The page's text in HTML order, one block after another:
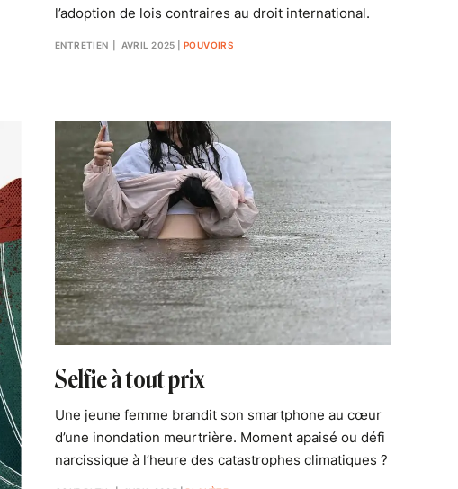
l’adoption de lois contraires au droit international.
ENTRETIEN | AVRIL 2025 |POUVOIRS
Selfie à tout prix
Une jeune femme brandit son smartphone au cœur
d’une inondation meurtrière. Moment apaisé ou défi
narcissique à l’heure des catastrophes climatiques ?